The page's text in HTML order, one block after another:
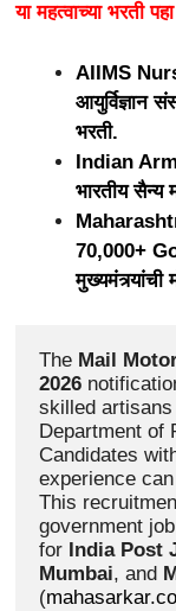
या महत्वाच्या भरती
AIIMS
आयुर्विज्ञान
भरती.
Indian
भारतीय सैन्य
70,000+
मुख्यमंत्र्यांची
The Mail
2026
skilled
Department of
Candidates
experience
This
government
for India Post
Mumbai, and
(